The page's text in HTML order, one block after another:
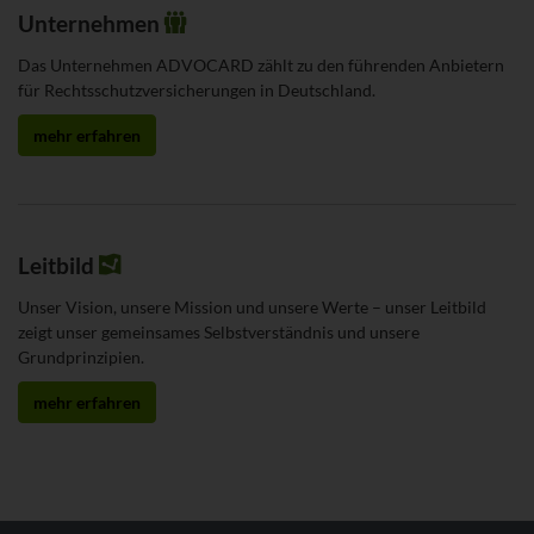
Unternehmen
Das Unternehmen ADVOCARD zählt zu den führenden Anbietern
für Rechtsschutzversicherungen in Deutschland.
mehr erfahren
Leitbild
Unser Vision, unsere Mission und unsere Werte – unser Leitbild
zeigt unser gemeinsames Selbstverständnis und unsere
Grundprinzipien.
mehr erfahren